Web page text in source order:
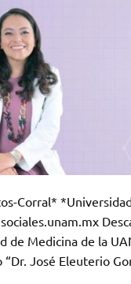
Corral*
de Medicina de la
José Eleuterio